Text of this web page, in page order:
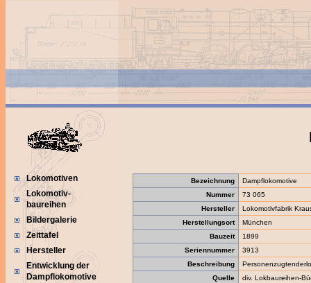
Lokomotiven
Lokomotiv-
baureihen
Bildergalerie
Zeittafel
Hersteller
Entwicklung der
Dampflokomotive
Bezeichnung
Dampflokomotive
Nummer
73 065
Hersteller
Lokomotivfabrik
Herstellungsort
München
Bauzeit
1899
Seriennummer
3913
Beschreibung
Quelle
div. Lokbaureihen-